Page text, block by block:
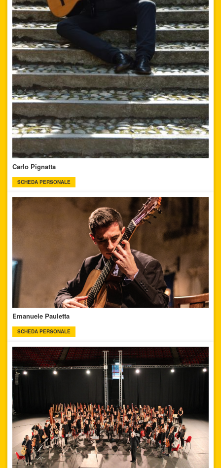
Carlo Pignatta
SCHEDA PERSONALE
Emanuele Pauletta
SCHEDA PERSONALE